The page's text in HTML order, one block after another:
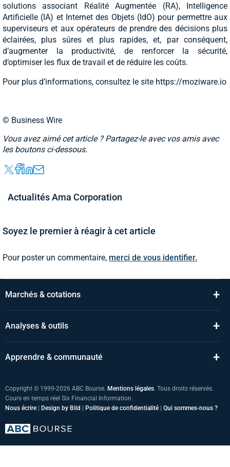
solutions associant Réalité Augmentée (RA), Intelligence
Artificielle (IA) et Internet des Objets (IdO) pour permettre aux
superviseurs et aux opérateurs de prendre des décisions plus
éclairées, plus sûres et plus rapides, et, par conséquent,
d’augmenter la productivité, de renforcer la sécurité,
d’optimiser les flux de travail et de réduire les coûts.
Pour plus d’informations, consultez le site https://moziware.io
© Business Wire
Vous avez aimé cet article ? Partagez-le avec vos amis avec
les boutons ci-dessous.
Actualités Ama Corporation
Soyez le premier à réagir à cet article
Pour poster un commentaire, merci de vous identifier.
Marchés & cotations +
Analyses & outils +
Apprendre & communauté +
Copyright © 1999-2026 ABC Bourse. Mentions légales. Tous droits réservés.
Cours en temps réel Six Financial Information.
Nous écrire | Design by Bild | Politique de confidentialité | Qui sommes-nous ?